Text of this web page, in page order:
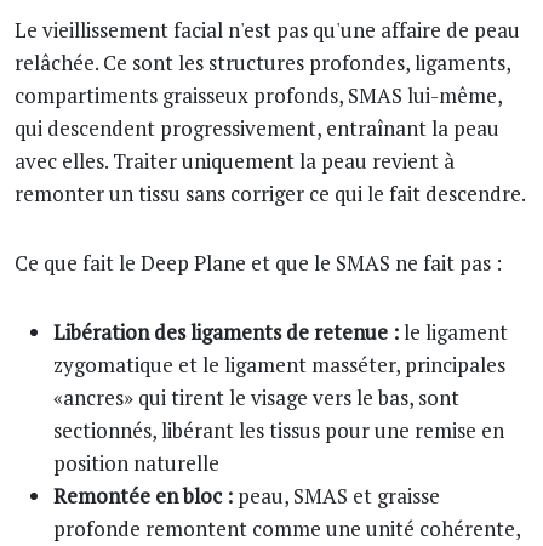
Le vieillissement facial n'est pas qu'une affaire de peau
relâchée. Ce sont les structures profondes, ligaments,
compartiments graisseux profonds, SMAS lui-même,
qui descendent progressivement, entraînant la peau
avec elles. Traiter uniquement la peau revient à
remonter un tissu sans corriger ce qui le fait descendre.
Ce que fait le Deep Plane et que le SMAS ne fait pas :
Libération des ligaments de retenue :le ligament
zygomatique et le ligament masséter, principales
«ancres» qui tirent le visage vers le bas, sont
sectionnés, libérant les tissus pour une remise en
position naturelle
Remontée en bloc : peau, SMAS et graisse
profonde remontent comme une unité cohérente,